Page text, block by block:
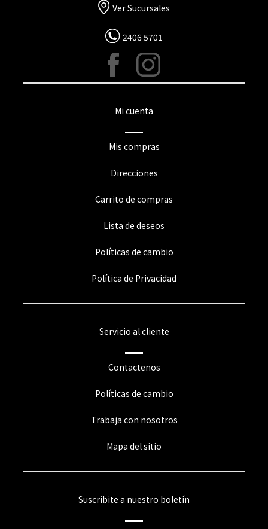
Ver Sucursales
2406 5701
Mi cuenta
Mis compras
Direcciones
Carrito de compras
Lista de deseos
Políticas de cambio
Política de Privacidad
Servicio al cliente
Contactenos
Políticas de cambio
Trabaja con nosotros
Mapa del sitio
Suscribite a nuestro boletín